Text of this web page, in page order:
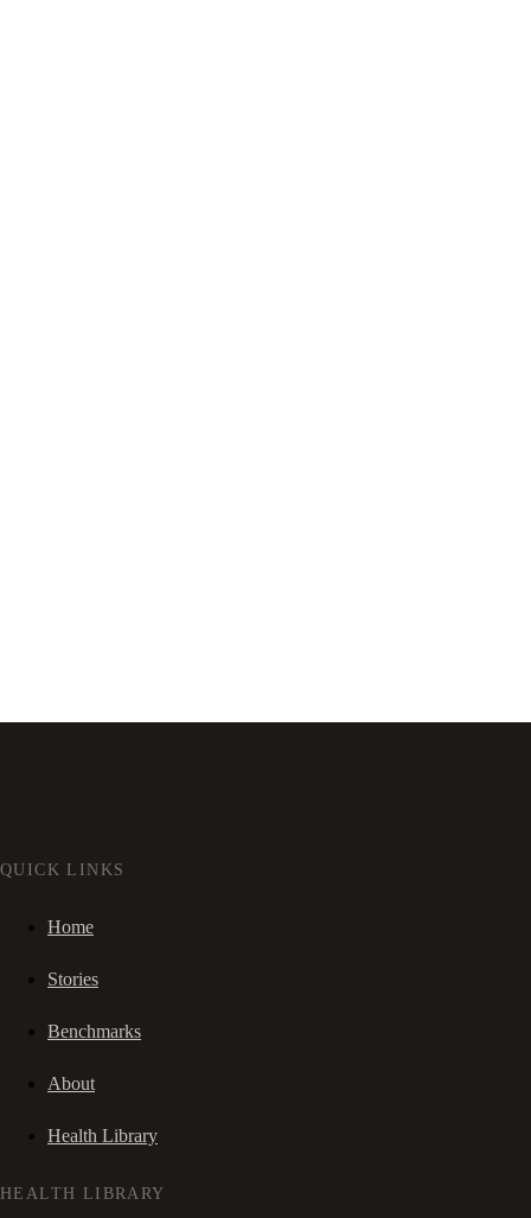
QUICK LINKS
Home
Stories
Benchmarks
About
Health Library
HEALTH LIBRARY